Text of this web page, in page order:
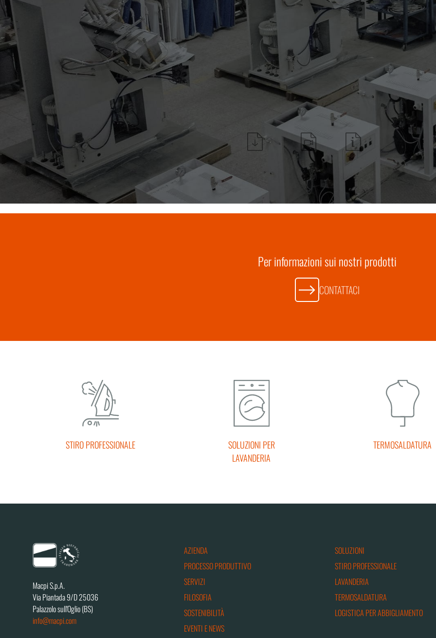
* aspirazione inferiore
* vaporizzazione
Scarica la scheda Guarda video Richiedi informazioni
Per informazioni sui nostri prodotti
CONTATTACI
STIRO PROFESSIONALE
SOLUZIONI PER
LAVANDERIA
TERMOSALDATURA
Macpi S.p.A.
Via Piantada 9/D 25036
Palazzolo sull'Oglio (BS)
info@macpi.com
AZIENDA
PROCESSO PRODUTTIVO
SERVIZI
FILOSOFIA
SOSTENIBILITÀ
EVENTI E NEWS
SOLUZIONI
STIRO PROFESSIONALE
LAVANDERIA
TERMOSALDATURA
LOGISTICA PER ABBIGLIAMENTO